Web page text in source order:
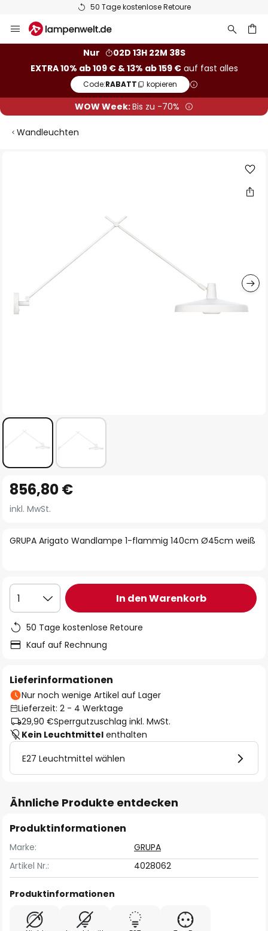
50 Tage kostenlose Retoure
Inhalt
Nur
02D 13H 22M 37S
EXTRA 10% ab 109 € & 13% ab 159 €auf fast alles
Code:RABATT kopieren
WOW Week:Bis zu -70%
Wandleuchten
Anfang
der
springen
GRUPA Arigato Wandlampe 1-flammig 140cm Ø45cm weiß
856,80 €
inkl. MwSt.
1 In den Warenkorb
50 Tage kostenlose Retoure
Kauf auf Rechnung
Lieferinformationen
Nur noch wenige Artikel auf Lager
Lieferzeit: 2 - 4 Werktage
29,90 €Sperrgutzuschlag inkl. MwSt.
Kein Leuchtmittel enthalten
E27 Leuchtmittel wählen
Ähnliche Produkte entdecken
Produktinformationen
Marke:
GRUPA
Artikel Nr.:
4028062
Produktinformationen